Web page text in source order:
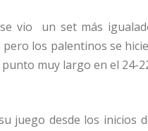
vio
un set más
los palentinos se
muy largo en el
juego desde los inicios